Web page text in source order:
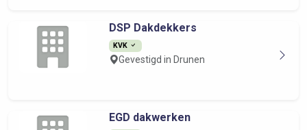
DSP Dakdekkers
KVK
Gevestigd in Drunen
EGD dakwerken